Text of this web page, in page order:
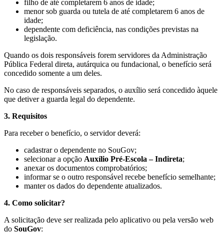
filho de até completarem 6 anos de idade;
menor sob guarda ou tutela de até completarem 6 anos de
idade;
dependente com deficiência, nas condições previstas na
legislação.
Quando os dois responsáveis forem servidores da Administração
Pública Federal direta, autárquica ou fundacional, o benefício será
concedido somente a um deles.
No caso de responsáveis separados, o auxílio será concedido àquele
que detiver a guarda legal do dependente.
3. Requisitos
Para receber o benefício, o servidor deverá:
cadastrar o dependente no SouGov;
selecionar a opção Auxílio Pré-Escola – Indireta;
anexar os documentos comprobatórios;
informar se o outro responsável recebe benefício semelhante;
manter os dados do dependente atualizados.
4. Como solicitar?
A solicitação deve ser realizada pelo aplicativo ou pela versão web
do SouGov: